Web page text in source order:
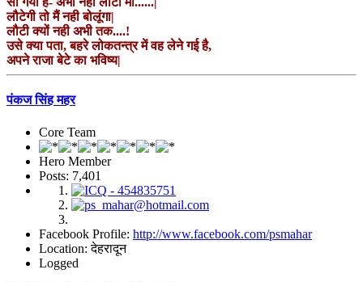
लौटेगी तो मैं नही बोलूंगा|
लौटी क्यों नही अभी तक....!
उसे क्या पता, बहरे लोकतन्त्र में वह लेने गई है,
अपने राजा बेटे का भविष्य|
पंकज सिंह महर
Core Team
Hero Member
Posts: 7,401
Facebook Profile: http://www.facebook.com/psmahar
Location: देहरादून
Logged